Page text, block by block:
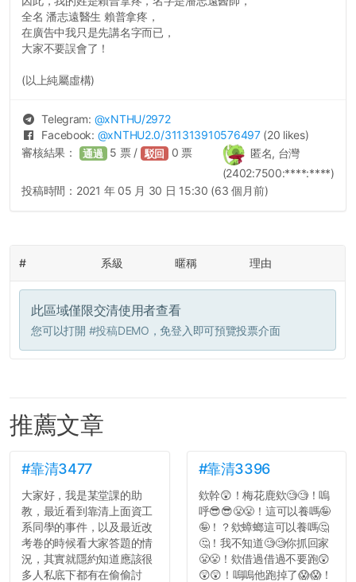
全名 潘志遠醫生 賴普拿疼，
在廣告中我只是先講名字而已，
大家不要誤會了！
(以上純屬虛構)
Telegram: @xNTHU/2972
Facebook: @xNTHU2.0/311313910576497 (20 likes)
匿名, 台灣
(2402:7500:****:****)
審核結果： 通過 5 票 / 駁回 0 票
投稿時間： 2021 年 05 月 30 日 15:30 (63 個月前)
# 系級 暱稱 理由
此區域僅限交清使用者查看
您可以打開 #投稿DEMO ，免登入即可預覽投票介面
推薦文章
#靠清3477
大家好，我是某堂課的助
教，最近看到靠清上面資工
系同學的事件，以及最近改
考卷的時候看大家答題的情
況，其實就隱約知道應該很
多人私底下都有在偷偷討
#靠清3396
欸幹😲！梅花鹿欸🧐🧐！嗚
呼😎😎😤😤！這可以養嗎🤪
🤪！？欸蟑螂這可以養嗎🤔
🤔！我不知道🧐🧐你抓回家
😤😤！欸借過借過不要跑😲
😲😲！嗚嗚他跑掉了😱😱！